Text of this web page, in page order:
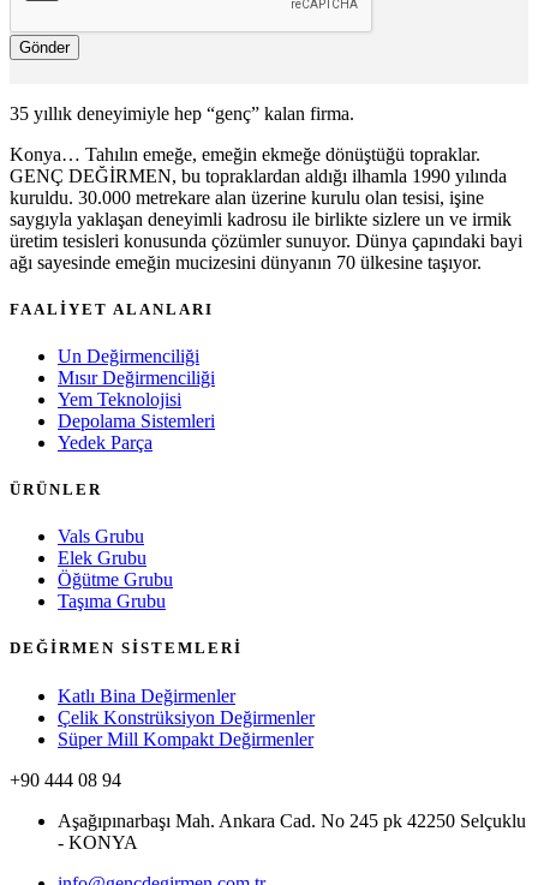
Gönder
35 yıllık deneyimiyle hep “genç” kalan firma.
Konya… Tahılın emeğe, emeğin ekmeğe dönüştüğü topraklar.
GENÇ DEĞİRMEN, bu topraklardan aldığı ilhamla 1990 yılında
kuruldu. 30.000 metrekare alan üzerine kurulu olan tesisi, işine
saygıyla yaklaşan deneyimli kadrosu ile birlikte sizlere un ve irmik
üretim tesisleri konusunda çözümler sunuyor. Dünya çapındaki bayi
ağı sayesinde emeğin mucizesini dünyanın 70 ülkesine taşıyor.
FAALİYET ALANLARI
Un Değirmenciliği
Mısır Değirmenciliği
Yem Teknolojisi
Depolama Sistemleri
Yedek Parça
ÜRÜNLER
Vals Grubu
Elek Grubu
Öğütme Grubu
Taşıma Grubu
DEĞİRMEN SİSTEMLERİ
Katlı Bina Değirmenler
Çelik Konstrüksiyon Değirmenler
Süper Mill Kompakt Değirmenler
+90 444 08 94
Aşağıpınarbaşı Mah. Ankara Cad. No 245 pk 42250 Selçuklu
- KONYA